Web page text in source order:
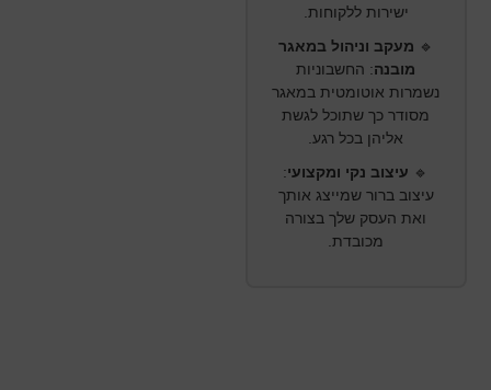
ישירות ללקוחות.
🔹 מעקב וניהול במאגר
מובנה: החשבוניות
נשמרות אוטומטית במאגר
מסודר כך שתוכל לגשת
אליהן בכל רגע.
🔹 עיצוב נקי ומקצועי:
עיצוב ברור שמייצג אותך
ואת העסק שלך בצורה
מכובדת.